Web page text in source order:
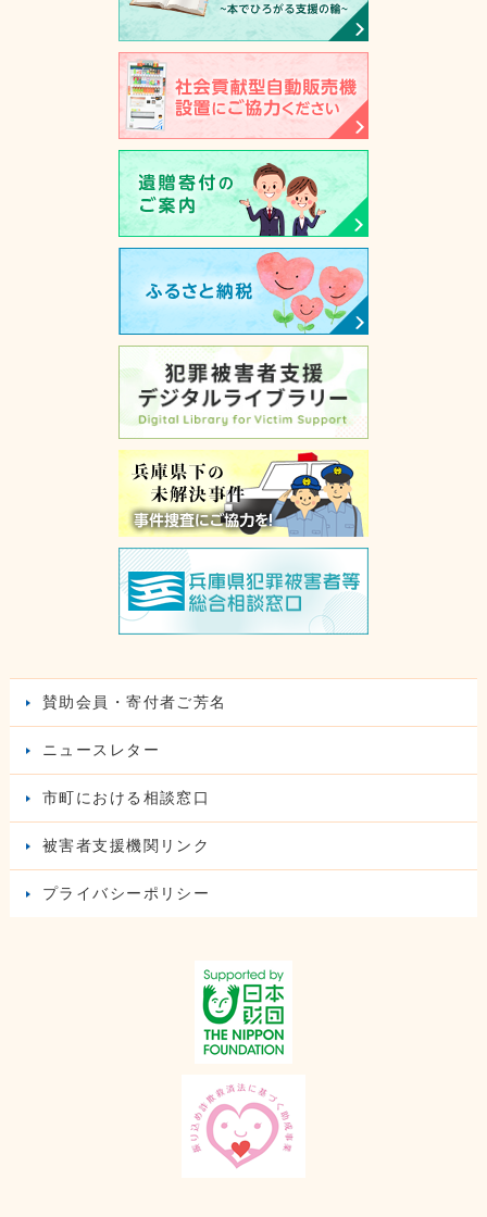
賛助会員・寄付者ご芳名
ニュースレター
市町における相談窓口
被害者支援機関リンク
プライバシーポリシー